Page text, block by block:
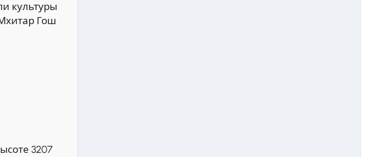
культуры
Гош
3207